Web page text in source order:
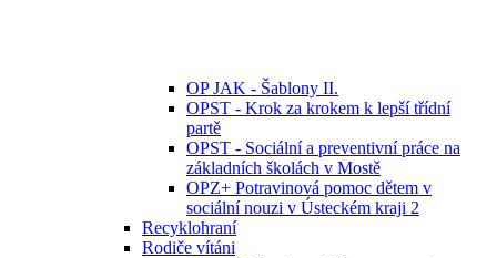
OP JAK - Šablony II.
OPST - Krok za krokem k lepší třídní
partě
OPST - Sociální a preventivní práce na
základních školách v Mostě
OPZ+ Potravinová pomoc dětem v
sociální nouzi v Ústeckém kraji 2
Recyklohraní
Rodiče vítáni